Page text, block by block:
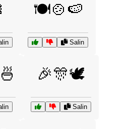
🍽️🍲🍉
Salin
🎉🎊🕊️
Salin